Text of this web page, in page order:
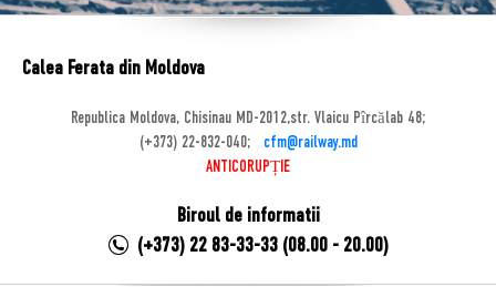
Calea Ferata din Moldova
Republica Moldova, Chisinau MD-2012,str. Vlaicu Pîrcălab 48;
(+373) 22-832-040;
cfm@railway.md
ANTICORUPȚIE
Biroul de informatii
(+373) 22 83-33-33 (08.00 - 20.00)